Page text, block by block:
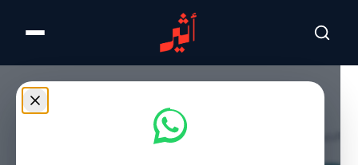
تخطى للمحتوى الرئيسي
تفاصيل الخبر